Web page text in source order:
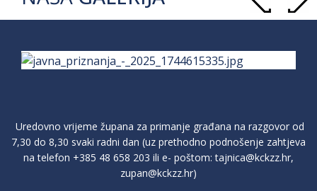
Uredovno vrijeme župana za primanje građana na razgovor od
7,30 do 8,30 svaki radni dan (uz prethodno podnošenje zahtjeva
na telefon +385 48 658 203 ili e- poštom:tajnica@kckzz.hr,
zupan@kckzz.hr)